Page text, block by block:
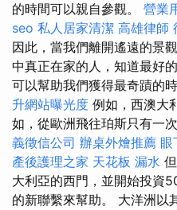
的時間可以親自參觀。 營業
seo 私人居家清潔 高雄律師
因此，當我們離開遙遠的景
中真正在家的人，知道最好
可以幫助我們獲得最奇蹟的
升網站曝光度 例如，西澳大
如，從歐洲飛往珀斯只有一
義徵信公司 辦桌外燴推薦 眼
產後護理之家 天花板 漏水
大利亞的西門，並開始投資
的新聯繫來幫助。 大洋洲以